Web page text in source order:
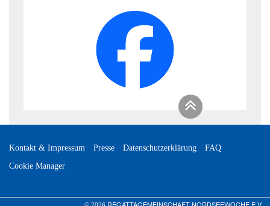
Kontakt & Impressum Presse Datenschutzerklärung
FAQ
Cookie Manager